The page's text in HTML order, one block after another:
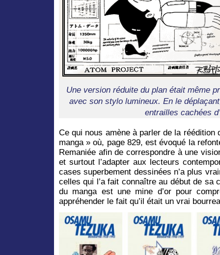
Une version réduite du plan était même
avec son stylo lumineux. En le
entrailles cachées
Ce qui nous amène à parler de la réédition
manga » où, page 829, est évoqué la
Remaniée afin de correspondre à une
et surtout l’adapter aux lecteurs
cases superbement dessinées n’a plus
celles qui l’a fait connaître au début de sa
du manga est une mine d’or pour
appréhender le fait qu’il était un vrai